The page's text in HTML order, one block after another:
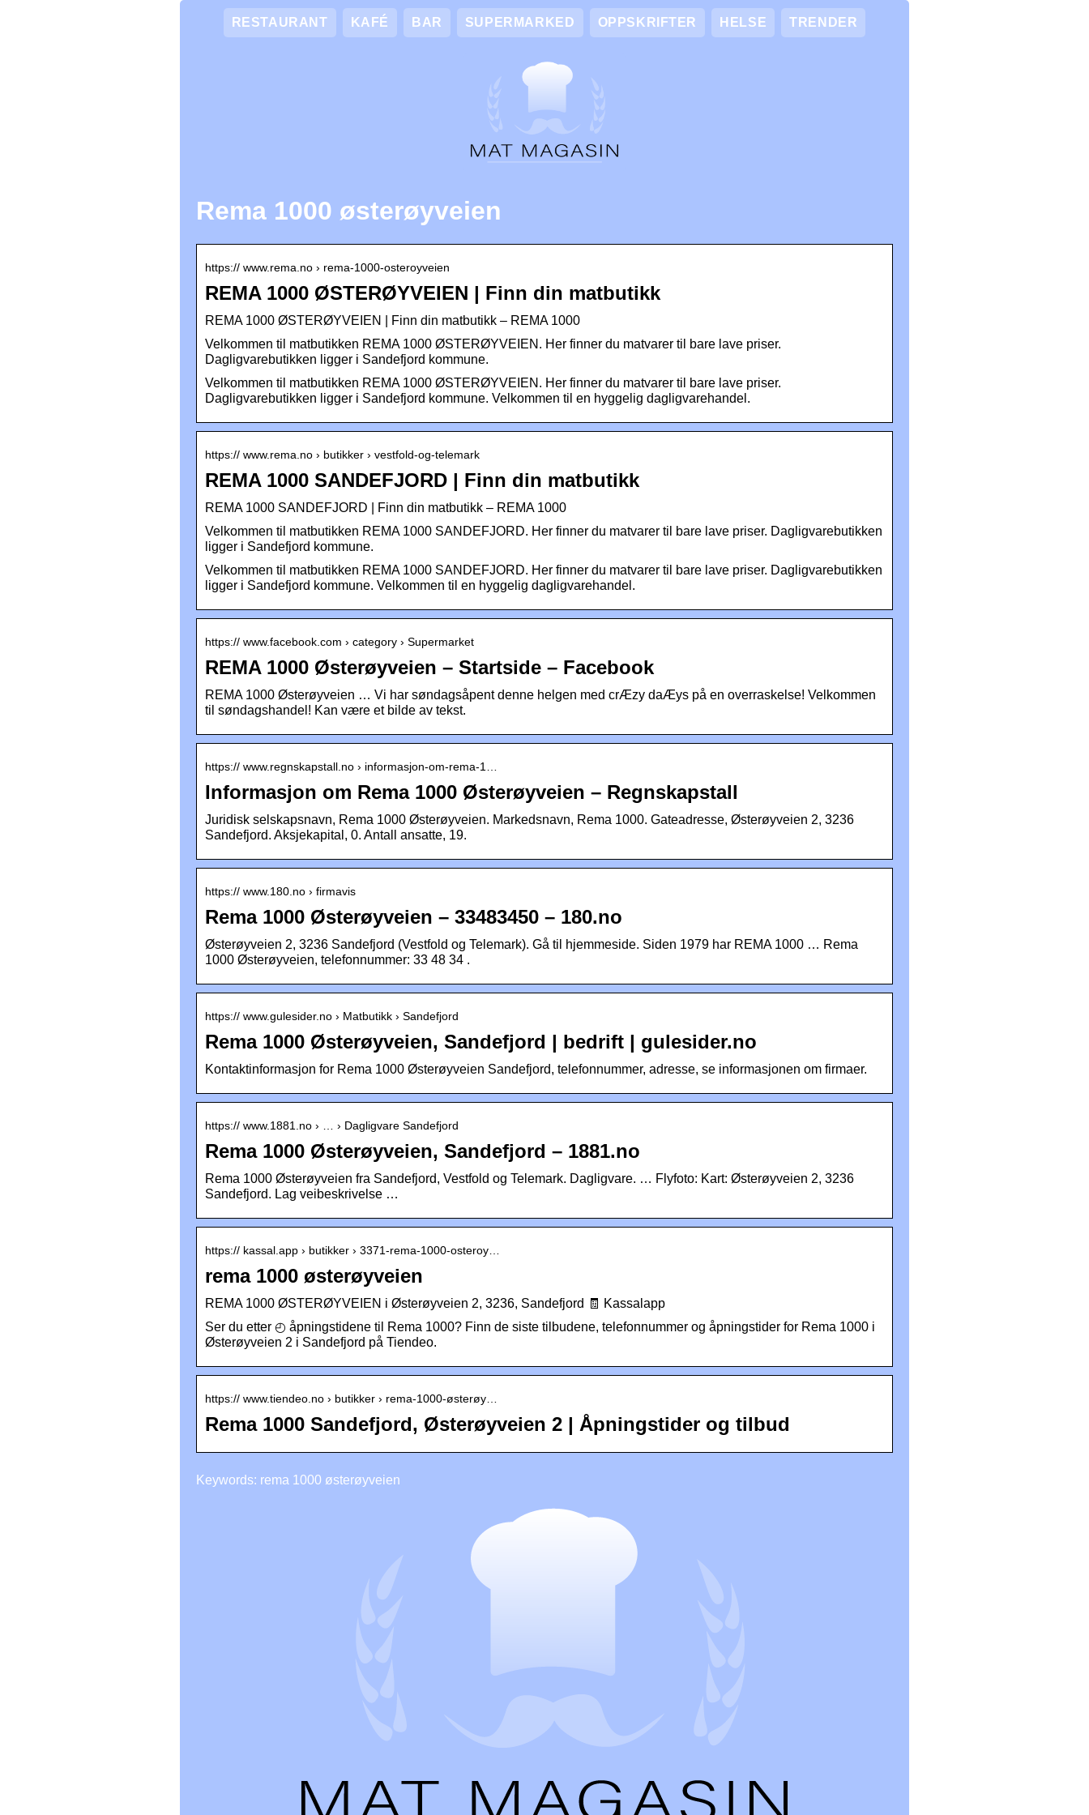
RESTAURANT KAFÉ BAR SUPERMARKED OPPSKRIFTER HELSE TRENDER
Rema 1000 østerøyveien
https:// www.rema.no › rema-1000-osteroyveien
REMA 1000 ØSTERØYVEIEN | Finn din matbutikk
REMA 1000 ØSTERØYVEIEN | Finn din matbutikk – REMA 1000
Velkommen til matbutikken REMA 1000 ØSTERØYVEIEN. Her finner du matvarer til bare lave priser.
Dagligvarebutikken ligger i Sandefjord kommune.
Velkommen til matbutikken REMA 1000 ØSTERØYVEIEN. Her finner du matvarer til bare lave priser.
Dagligvarebutikken ligger i Sandefjord kommune. Velkommen til en hyggelig dagligvarehandel.
https:// www.rema.no › butikker › vestfold-og-telemark
REMA 1000 SANDEFJORD | Finn din matbutikk
REMA 1000 SANDEFJORD | Finn din matbutikk – REMA 1000
Velkommen til matbutikken REMA 1000 SANDEFJORD. Her finner du matvarer til bare lave priser. Dagligvarebutikken
ligger i Sandefjord kommune.
Velkommen til matbutikken REMA 1000 SANDEFJORD. Her finner du matvarer til bare lave priser. Dagligvarebutikken
ligger i Sandefjord kommune. Velkommen til en hyggelig dagligvarehandel.
https:// www.facebook.com › category › Supermarket
REMA 1000 Østerøyveien – Startside – Facebook
REMA 1000 Østerøyveien … Vi har søndagsåpent denne helgen med crÆzy daÆys på en overraskelse! Velkommen
til søndagshandel! Kan være et bilde av tekst.
https:// www.regnskapstall.no › informasjon-om-rema-1…
Informasjon om Rema 1000 Østerøyveien – Regnskapstall
Juridisk selskapsnavn, Rema 1000 Østerøyveien. Markedsnavn, Rema 1000. Gateadresse, Østerøyveien 2, 3236
Sandefjord. Aksjekapital, 0. Antall ansatte, 19.
https:// www.180.no › firmavis
Rema 1000 Østerøyveien – 33483450 – 180.no
Østerøyveien 2, 3236 Sandefjord (Vestfold og Telemark). Gå til hjemmeside. Siden 1979 har REMA 1000 … Rema
1000 Østerøyveien, telefonnummer: 33 48 34 .
https:// www.gulesider.no › Matbutikk › Sandefjord
Rema 1000 Østerøyveien, Sandefjord | bedrift | gulesider.no
Kontaktinformasjon for Rema 1000 Østerøyveien Sandefjord, telefonnummer, adresse, se informasjonen om firmaer.
https:// www.1881.no › … › Dagligvare Sandefjord
Rema 1000 Østerøyveien, Sandefjord – 1881.no
Rema 1000 Østerøyveien fra Sandefjord, Vestfold og Telemark. Dagligvare. … Flyfoto: Kart: Østerøyveien 2, 3236
Sandefjord. Lag veibeskrivelse …
https:// kassal.app › butikker › 3371-rema-1000-osteroy…
rema 1000 østerøyveien
REMA 1000 ØSTERØYVEIEN i Østerøyveien 2, 3236, Sandefjord 🧾 Kassalapp
Ser du etter ◴ åpningstidene til Rema 1000? Finn de siste tilbudene, telefonnummer og åpningstider for Rema 1000 i
Østerøyveien 2 i Sandefjord på Tiendeo.
https:// www.tiendeo.no › butikker › rema-1000-østerøy…
Rema 1000 Sandefjord, Østerøyveien 2 | Åpningstider og tilbud
Keywords: rema 1000 østerøyveien